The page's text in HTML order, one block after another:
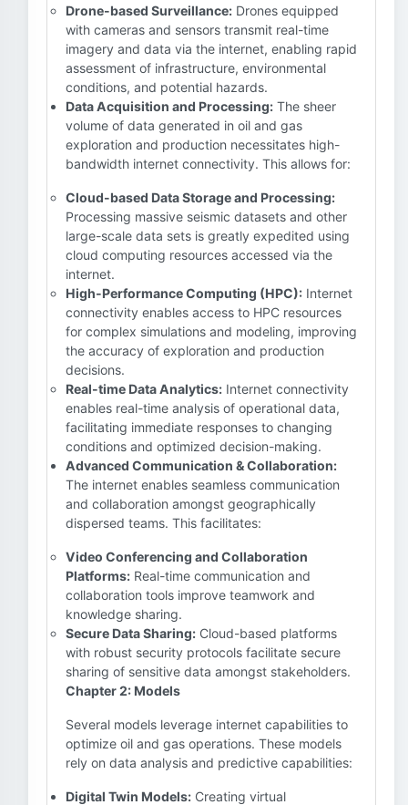
Drone-based Surveillance: Drones equipped
with cameras and sensors transmit real-time
imagery and data via the internet, enabling rapid
assessment of infrastructure, environmental
conditions, and potential hazards.
Data Acquisition and Processing: The sheer
volume of data generated in oil and gas
exploration and production necessitates high-
bandwidth internet connectivity. This allows for:
Cloud-based Data Storage and Processing:
Processing massive seismic datasets and other
large-scale data sets is greatly expedited using
cloud computing resources accessed via the
internet.
High-Performance Computing (HPC): Internet
connectivity enables access to HPC resources
for complex simulations and modeling, improving
the accuracy of exploration and production
decisions.
Real-time Data Analytics: Internet connectivity
enables real-time analysis of operational data,
facilitating immediate responses to changing
conditions and optimized decision-making.
Advanced Communication & Collaboration:
The internet enables seamless communication
and collaboration amongst geographically
dispersed teams. This facilitates:
Video Conferencing and Collaboration
Platforms: Real-time communication and
collaboration tools improve teamwork and
knowledge sharing.
Secure Data Sharing: Cloud-based platforms
with robust security protocols facilitate secure
sharing of sensitive data amongst stakeholders.
Chapter 2: Models
Several models leverage internet capabilities to
optimize oil and gas operations. These models
rely on data analysis and predictive capabilities:
Digital Twin Models: Creating virtual